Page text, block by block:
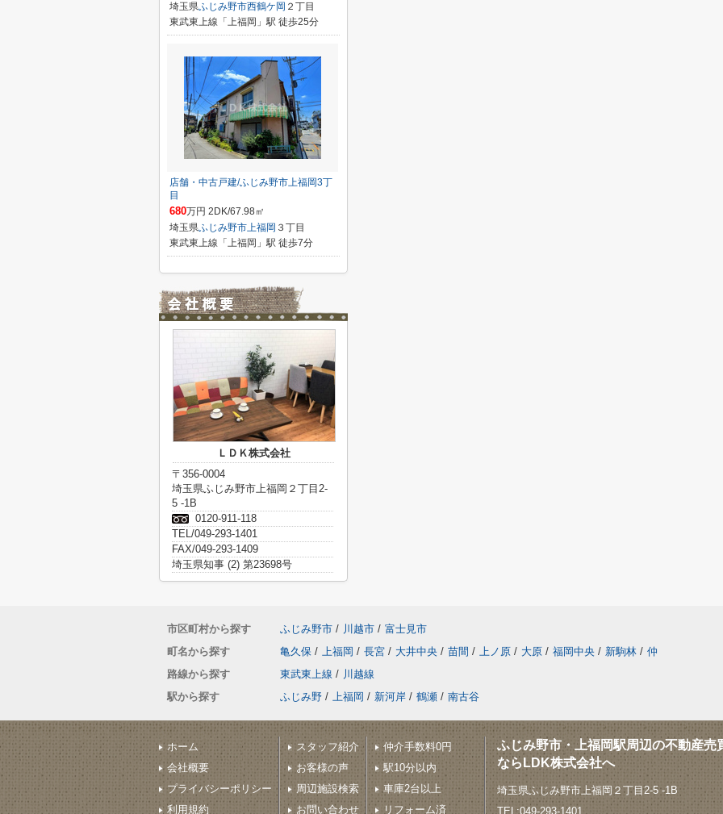
埼玉県ふじみ野市西鶴ケ岡 ２丁目
東武東上線「上福岡」駅 徒歩25分
店舗・中古戸建/ふじみ野市上福岡3丁
目
680万円 2DK/67.98㎡
埼玉県ふじみ野市上福岡 ３丁目
東武東上線「上福岡」駅 徒歩7分
ＬＤＫ株式会社
〒356-0004
埼玉県ふじみ野市上福岡２丁目2-
5 -1B
0120-911-118
TEL/049-293-1401
FAX/049-293-1409
埼玉県知事 (2) 第23698号
市区町村から探す ふじみ野市 / 川越市 / 富士見市
町名から探す
亀久保 / 上福岡 / 長宮 / 大井中央 / 苗間 / 上ノ原 / 大原 / 福岡中央 / 新駒林 / 仲
路線から探す
東武東上線 / 川越線
駅から探す
ふじみ野 / 上福岡 / 新河岸 / 鶴瀬 / 南古谷
ホーム
会社概要
プライバシーポリシー
利用規約
スタッフ紹介
お客様の声
周辺施設検索
お問い合わせ
仲介手数料0円
駅10分以内
車庫2台以上
リフォーム済
ふじみ野市・上福岡駅周辺の不動産売
ならLDK株式会社へ
埼玉県ふじみ野市上福岡２丁目2-5 -1B
TEL:049-293-1401